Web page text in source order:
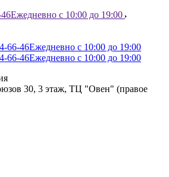
Ежедневно с 10:00 до 19:00
66-46Ежедневно с 10:00 до 19:00
66-46Ежедневно с 10:00 до 19:00
30, 3 этаж, ТЦ "Овен" (правое